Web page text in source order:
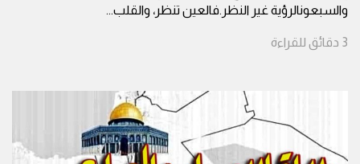
والسبعونالرؤية غير النظر.فالعين تنظر، والقلب...
3 دقائق للقراءة